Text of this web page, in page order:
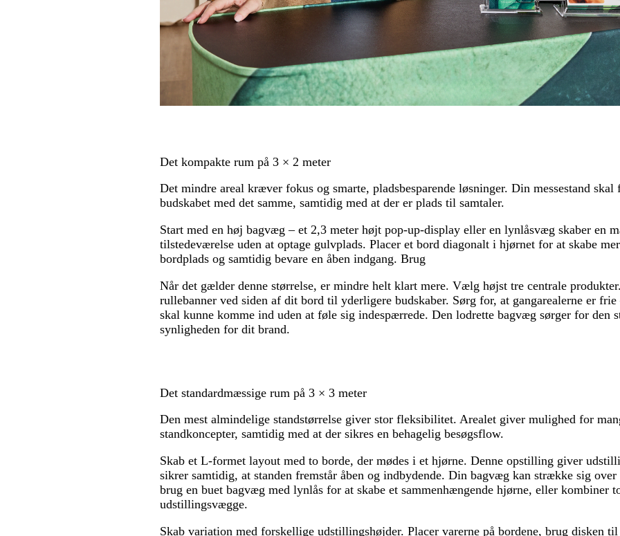
Det kompakte rum på 3 × 2 meter
Det mindre areal kræver fokus og smarte, pladsbesparende løsninger. Din messestand skal
budskabet med det samme, samtidig med at der er plads til samtaler.
Start med en høj bagvæg – et 2,3 meter højt pop-up-display eller en lynlåsvæg skaber en
tilstedeværelse uden at optage gulvplads. Placer et bord diagonalt i hjørnet for at skabe
bordplads og samtidig bevare en åben indgang. Brug
Når det gælder denne størrelse, er mindre helt klart mere. Vælg højst tre centrale
rullebanner ved siden af dit bord til yderligere budskaber. Sørg for, at gangarealerne er frie
skal kunne komme ind uden at føle sig indespærrede. Den lodrette bagvæg sørger for den
synligheden for dit brand.
Det standardmæssige rum på 3 × 3 meter
Den mest almindelige standstørrelse giver stor fleksibilitet. Arealet giver mulighed for
standkoncepter, samtidig med at der sikres en behagelig besøgsflow.
Skab et L-formet layout med to borde, der mødes i et hjørne. Denne opstilling giver
sikrer samtidig, at standen fremstår åben og indbydende. Din bagvæg kan strække sig
brug en buet bagvæg med lynlås for at skabe et sammenhængende hjørne, eller kombiner
udstillingsvægge.
Skab variation med forskellige udstillingshøjder. Placer varerne på bordene, brug disken